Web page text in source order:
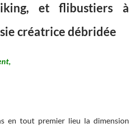
et flibustiers à
créatrice débridée
en tout premier lieu la dimension